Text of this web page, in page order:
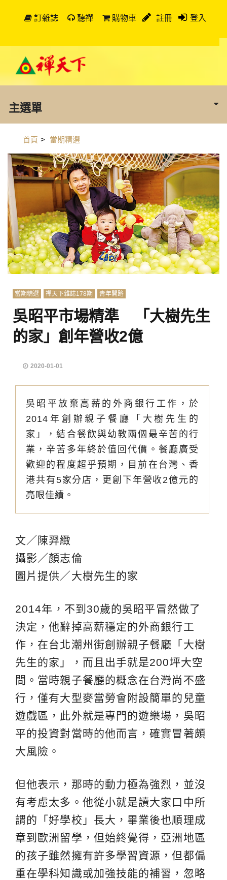
訂雜誌 聽禪 購物車 註冊 登入
主選單
首頁 > 當期精選
當期精選 禪天下雜誌178期 青年開路
吳昭平市場精準 「大樹先生
的家」創年營收2億
2020-01-01
吳昭平放棄高薪的外商銀行工作，於
2014年創辦親子餐廳「大樹先生的
家」，結合餐飲與幼教兩個最辛苦的行
業，辛苦多年終於值回代價。餐廳廣受
歡迎的程度超乎預期，目前在台灣、香
港共有5家分店，更創下年營收2億元的
亮眼佳績。
文／陳羿緻
攝影／顏志倫
圖片提供／大樹先生的家
2014年，不到30歲的吳昭平冒然做了
決定，他辭掉高薪穩定的外商銀行工
作，在台北潮州街創辦親子餐廳「大樹
先生的家」，而且出手就是200坪大空
間。當時親子餐廳的概念在台灣尚不盛
行，僅有大型麥當勞會附設簡單的兒童
遊戲區，此外就是專門的遊樂場，吳昭
平的投資對當時的他而言，確實冒著頗
大風險。
但他表示，那時的動力極為強烈，並沒
有考慮太多。他從小就是讀大家口中所
謂的「好學校」長大，畢業後也順理成
章到歐洲留學，但始終覺得，亞洲地區
的孩子雖然擁有許多學習資源，但都偏
重在學科知識或加強技能的補習，忽略